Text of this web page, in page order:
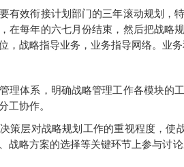
效衔接计划部门的三年滚动规划，
在每年的六七月份结束，然后把战略
，战略指导业务，业务指导网络。业
体系，明确战略管理工作各模块的
工协作。
层对战略规划工作的重视程度，使
战略方案的选择等关键环节上参与讨